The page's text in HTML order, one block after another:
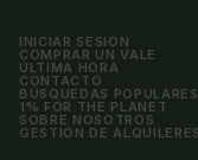
INICIAR SESIÓN
COMPRAR UN VALE
ÚLTIMA HORA
CONTACTO
BÚSQUEDAS POPULARES
1% FOR THE PLANET
SOBRE NOSOTROS
GESTIÓN DE